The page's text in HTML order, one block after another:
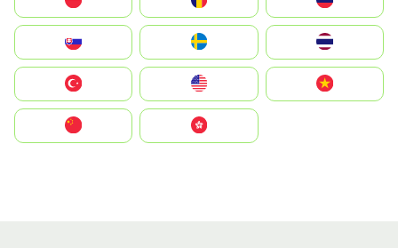
United States
中國香港特別行政區